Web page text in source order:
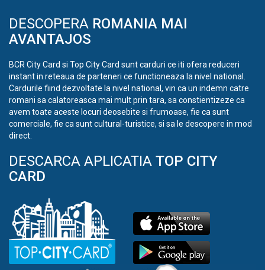
DESCOPERA ROMANIA MAI
AVANTAJOS
BCR City Card si Top City Card sunt carduri ce iti ofera reduceri
instant in reteaua de parteneri ce functioneaza la nivel national.
Cardurile fiind dezvoltate la nivel national, vin ca un indemn catre
romani sa calatoreasca mai mult prin tara, sa constientizeze ca
avem toate aceste locuri deosebite si frumoase, fie ca sunt
comerciale, fie ca sunt cultural-turistice, si sa le descopere in mod
direct.
DESCARCA APLICATIA TOP CITY
CARD